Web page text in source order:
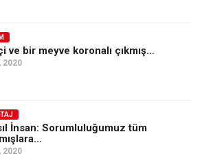
ve bir meyve koronalı çıkmış…
2020
İnsan: Sorumluluğumuz tüm
2020